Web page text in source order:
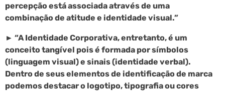
percepção está associada através de uma
combinação de atitude e identidade visual.”
► “A Identidade Corporativa, entretanto, é um
conceito tangível pois é formada por símbolos
(linguagem visual) e sinais (identidade verbal).
Dentro de seus elementos de identificação de marca
podemos destacar o logotipo, tipografia ou cores